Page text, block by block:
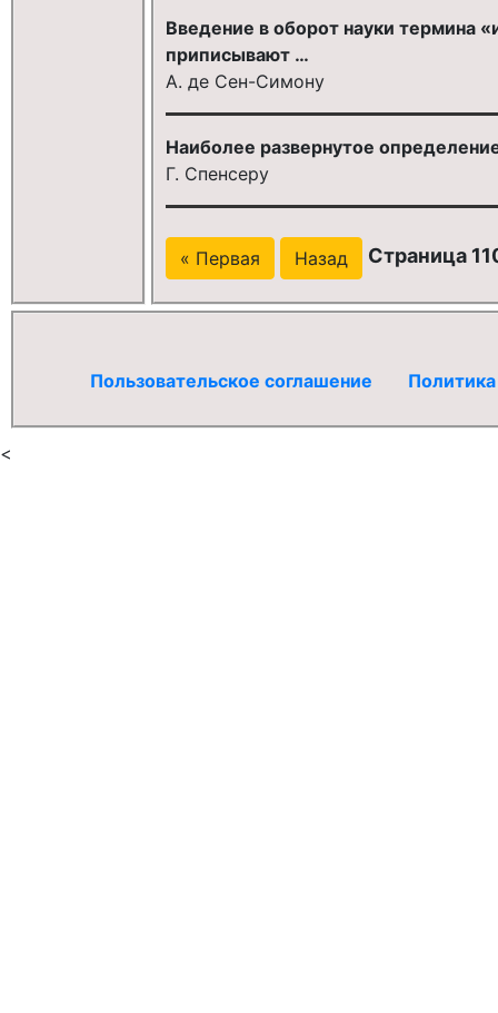
Введение в оборот науки термина
приписывают …
А. де Сен-Симону
Наиболее развернутое
Г. Спенсеру
« Первая Назад Страница
Пользовательское соглашение
<